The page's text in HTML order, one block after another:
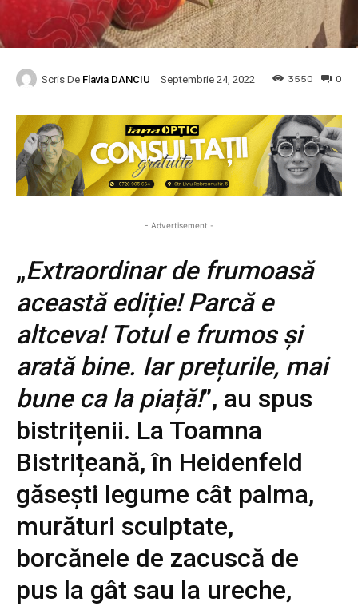
Scris De Flavia DANCIU Septembrie 24, 2022 0
3550
- Advertisement -
„Extraordinar de frumoasă
această ediție! Parcă e
altceva! Totul e frumos și
arată bine. Iar prețurile, mai
bune ca la piață!”, au spus
bistrițenii. La Toamna
Bistrițeană, în Heidenfeld
găsești legume cât palma,
murături sculptate,
borcănele de zacuscă de
pus la gât sau la ureche,